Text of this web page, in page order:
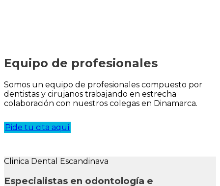
Equipo de profesionales
Somos un equipo de profesionales compuesto por
dentistas y cirujanos trabajando en estrecha
colaboración con nuestros colegas en Dinamarca.
Pide tu cita aquí
Clinica Dental Escandinava
Especialistas en odontología e